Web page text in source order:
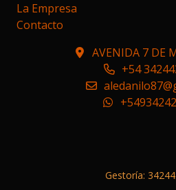
La Empresa
Contacto
AVENIDA 7 DE
+54
Gestoría: